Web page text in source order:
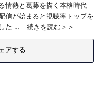
情熱と葛藤を描く本格時代
信が始まると視聴率トップを
た
続きを読む
アする